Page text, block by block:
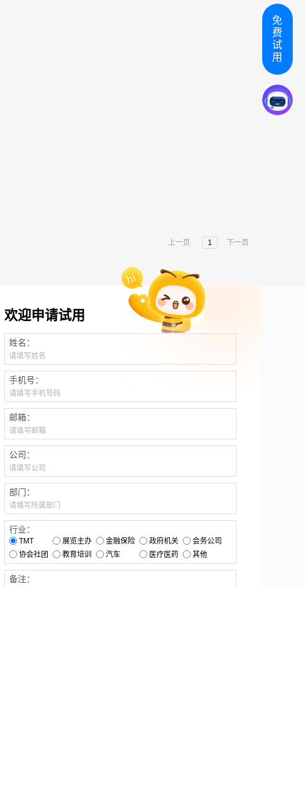
上一页 1 下一页
欢迎申请试用
姓名：
手机号：
邮箱：
公司：
部门：
行业：
TMT 展览主办 金融保险 政府机关
会务公司
协会社团
教育培训 汽车 医疗医药 其他
备注：
免
费
试
用